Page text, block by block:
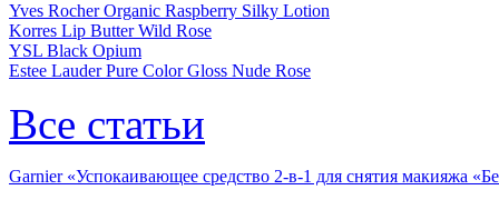
Yves Rocher Organic Raspberry Silky Lotion
Korres Lip Butter Wild Rose
YSL Black Opium
Estee Lauder Pure Color Gloss Nude Rose
Все статьи
Garnier «Успокаивающее средство 2-в-1 для снятия макияжа